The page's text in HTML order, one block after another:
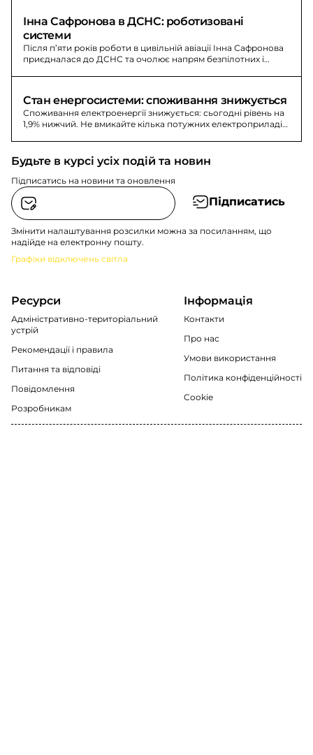
Інна Сафронова в ДСНС: роботизовані
системи
Після п’яти років роботи в цивільній авіації Інна Сафронова
приєдналася до ДСНС та очолює напрям безпілотних і
Стан енергосистеми: споживання знижується
Споживання електроенергії знижується: сьогодні рівень на
1,9% нижчий. Не вмикайте кілька потужних електроприладів
Будьте в курсі усіх подій та новин
Підписатись на новини та оновлення
Підписатись
Змінити налаштування розсилки можна за посиланням, що
надійде на електронну пошту.
Графіки відключень світла
Ресурси
Адміністративно-територіальний
устрій
Рекомендації i правила
Питання та відповіді
Повідомлення
Розробникам
Інформація
Контакти
Про нас
Умови використання
Політика конфіденційності
Cookie